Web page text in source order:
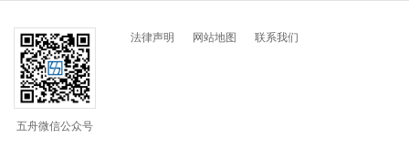
五舟微信公众号
法律声明 网站地图 联系我们